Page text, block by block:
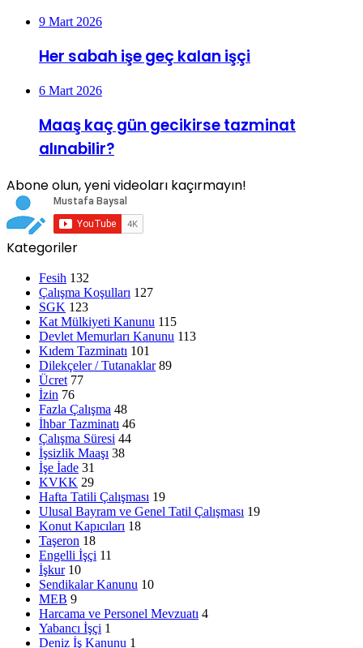
9 Mart 2026
Her sabah işe geç kalan işçi
6 Mart 2026
Maaş kaç gün gecikirse tazminat
alınabilir?
Abone olun, yeni videoları kaçırmayın!
Kategoriler
Fesih 132
Çalışma Koşulları 127
SGK 123
Kat Mülkiyeti Kanunu 115
Devlet Memurları Kanunu 113
Kıdem Tazminatı 101
Dilekçeler / Tutanaklar 89
Ücret 77
İzin 76
Fazla Çalışma 48
İhbar Tazminatı 46
Çalışma Süresi 44
İşsizlik Maaşı 38
İşe İade 31
KVKK 29
Hafta Tatili Çalışması 19
Ulusal Bayram ve Genel Tatil Çalışması 19
Konut Kapıcıları 18
Taşeron 18
Engelli İşçi 11
İşkur 10
Sendikalar Kanunu 10
MEB 9
Harcama ve Personel Mevzuatı 4
Yabancı İşçi 1
Deniz İş Kanunu 1